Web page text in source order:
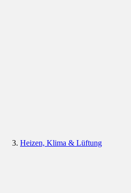
Heizen, Klima & Lüftung